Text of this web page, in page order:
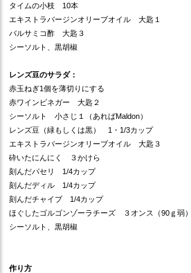
タイムの小枝 10本
エキストラバージンオリーブオイル 大匙１
バルサミコ酢 大匙３
シーソルト、黒胡椒
レンズ豆のサラダ：
赤玉ねぎ1個を薄切りにする
赤ワインビネガー 大匙２
シーソルト 小さじ１（あればMaldon）
レンズ豆（緑もしくは黒） 1・1/3カップ
エキストラバージンオリーブオイル 大匙３
砕いたにんにく ３かけら
刻んだパセリ 1/4カップ
刻んだディル 1/4カップ
刻んだチャイブ 1/4カップ
ほぐしたゴルゴンゾーラチーズ ３オンス（90ｇ弱）
シーソルト、黒胡椒
作り方